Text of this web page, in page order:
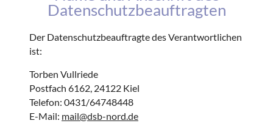
Datenschutzbeauftragten
Der Datenschutzbeauftragte des Verantwortlichen
ist:
Torben Vullriede
Postfach 6162, 24122 Kiel
Telefon: 0431/64748448
E-Mail: mail@dsb-nord.de